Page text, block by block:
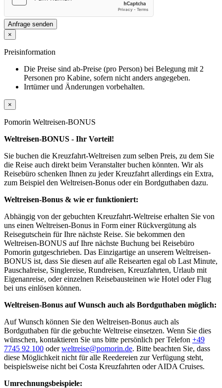
Anfrage senden
×
Preisinformation
Die Preise sind ab-Preise (pro Person) bei Belegung mit 2
Personen pro Kabine, sofern nicht anders angegeben.
Irrtümer und Änderungen vorbehalten.
×
Pomorin Weltreisen-BONUS
Weltreisen-BONUS - Ihr Vorteil!
Sie buchen die Kreuzfahrt-Weltreisen zum selben Preis, zu dem Sie
die Reise auch direkt beim Veranstalter buchen könnten. Wir als
Reisebüro schenken Ihnen zu jeder Kreuzfahrt allerdings ein Extra,
zum Beispiel den Weltreisen-Bonus oder ein Bordguthaben dazu.
Weltreisen-Bonus & wie er funktioniert:
Abhängig von der gebuchten Kreuzfahrt-Weltreise erhalten Sie von
uns einen Weltreisen-Bonus in Form einer Rückvergütung als
Reisegutschein für Ihre nächste Reise. Sie bekommen den
Weltreisen-BONUS auf Ihre nächste Buchung bei Reisebüro
Pomorin gutgeschrieben. Das Einzigartige an unserem Weltreisen-
BONUS ist, dass Sie diesen auf alle Reisearten egal ob Last Minute,
Pauschalreise, Singlereise, Rundreisen, Kreuzfahrten, Urlaub mit
Eigenanreise, oder einzelnen Reisebausteinen wie Hotel oder Flug
bei uns einlösen können.
Weltreisen-Bonus auf Wunsch auch als Bordguthaben möglich:
Auf Wunsch können Sie den Weltreisen-Bonus auch als
Bordguthaben für die gebuchte Weltreise einsetzen. Wenn Sie dies
wünschen, kontaktieren Sie uns bitte persönlich per Telefon +49
7745 92 100 oderweltreise@pomorin.de. Bitte beachten Sie, dass
diese Möglichkeit nicht für alle Reedereien zur Verfügung steht,
beispielsweise nicht bei Costa Kreuzfahrten oder AIDA Cruises.
Umrechnungsbeispiele: